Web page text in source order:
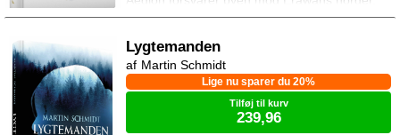
Heldigvis er han ikke alene. Men kan deres
mod Erawans rædsler?
Lygtemanden
Lige nu sparer du 20%
Martin Schmidt
Tilføj til kurv
239,96